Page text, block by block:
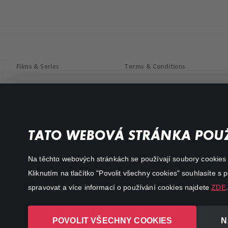
TATO WEBOVÁ STRÁNKA
Na těchto webových stránkách se používají soubory
Kliknutím na tlačítko "Povolit všechny cookies" souhlasíte
spravovat a více informací o používání cookies najdeteZDE.
POVOLIT VŠECHNY COOKIES
Films & Series
Action
Terms & Conditions